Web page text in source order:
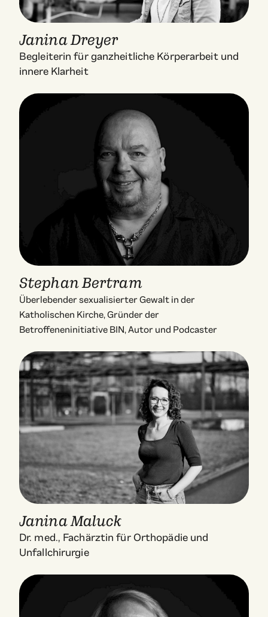
Janina Dreyer
Begleiterin für ganzheitliche Körperarbeit und
innere Klarheit
Stephan Bertram
Überlebender sexualisierter Gewalt in der
Katholischen Kirche, Gründer der
Betroffeneninitiative BIN, Autor und Podcaster
Janina Maluck
Dr. med., Fachärztin für Orthopädie und
Unfallchirurgie